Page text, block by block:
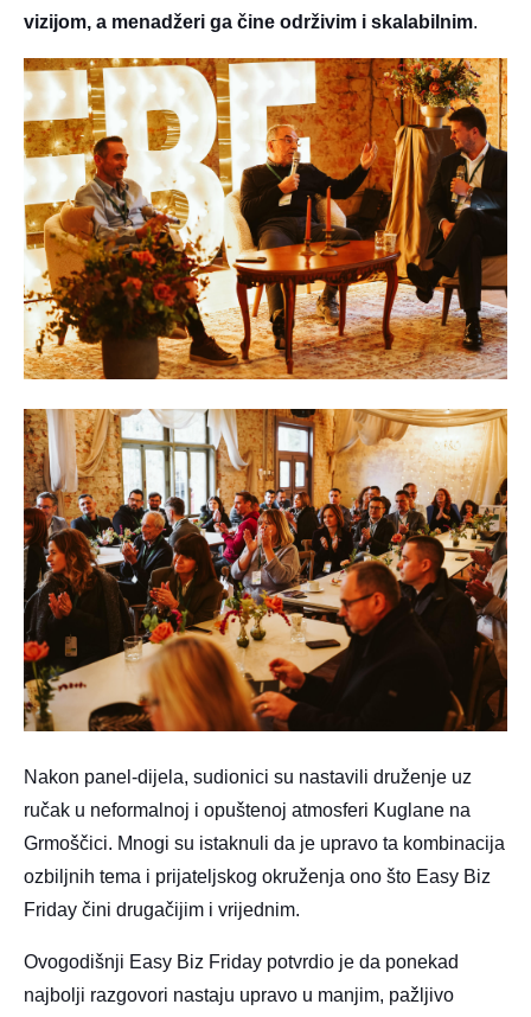
vizijom, a menadžeri ga čine održivim i skalabilnim.
Nakon panel-dijela, sudionici su nastavili druženje uz
ručak u neformalnoj i opuštenoj atmosferi Kuglane na
Grmoščici. Mnogi su istaknuli da je upravo ta kombinacija
ozbiljnih tema i prijateljskog okruženja ono što Easy Biz
Friday čini drugačijim i vrijednim.
Ovogodišnji Easy Biz Friday potvrdio je da ponekad
najbolji razgovori nastaju upravo u manjim, pažljivo